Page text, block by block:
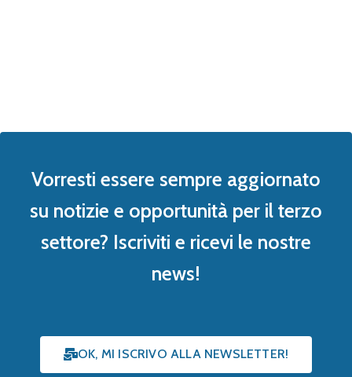
Vorresti essere sempre aggiornato
su notizie e opportunità per il terzo
settore? Iscriviti e ricevi le nostre
news!
OK, MI ISCRIVO ALLA NEWSLETTER!